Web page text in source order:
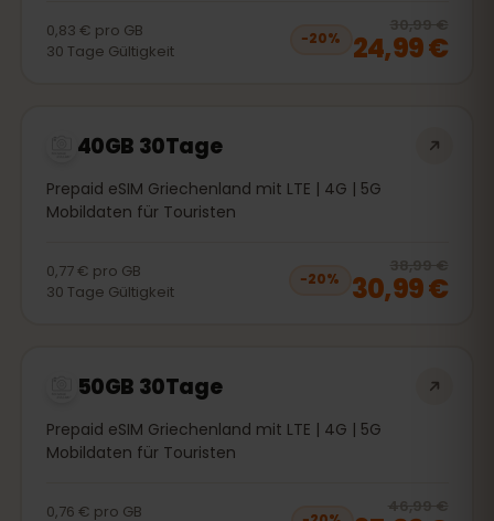
0,83 € pro GB
30 Tage Gültigkeit
−20%
30,99 €
24,99 €
40GB 30Tage
Prepaid eSIM Griechenland mit LTE | 4G | 5G
Mobildaten für Touristen
0,77 € pro GB
30 Tage Gültigkeit
−20%
38,99 €
30,99 €
50GB 30Tage
Prepaid eSIM Griechenland mit LTE | 4G | 5G
Mobildaten für Touristen
0,76 € pro GB
46,99 €